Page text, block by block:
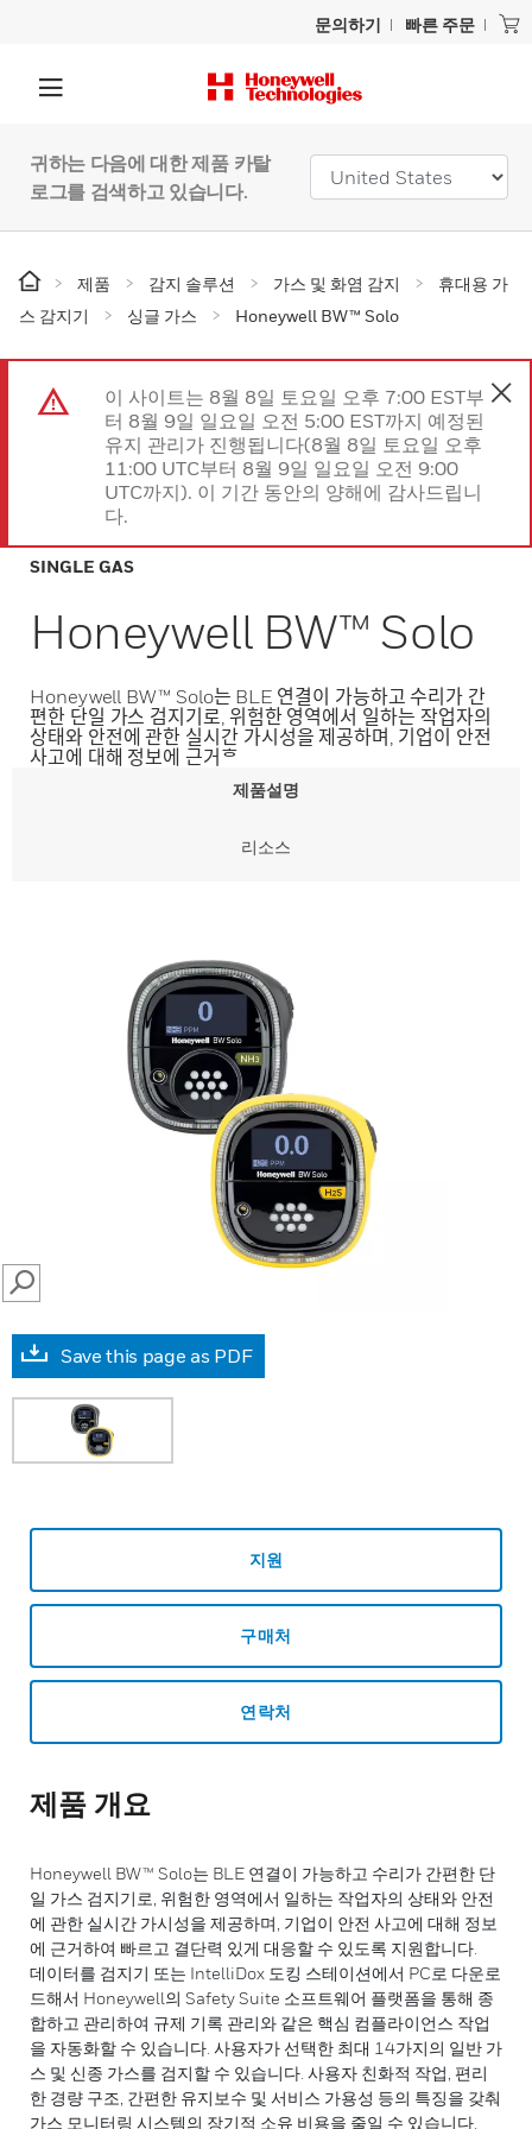
문의하기 빠른 주문
귀하는 다음에 대한 제품 카탈
로그를 검색하고 있습니다.
제품 감지 솔루션 가스 및 화염 감지
휴대용 가
스 감지기
싱글 가스 Honeywell BW™ Solo
이 사이트는 8월 8일 토요일 오후 7:00 EST부
터 8월 9일 일요일 오전 5:00 EST까지 예정된
유지 관리가 진행됩니다(8월 8일 토요일 오후
11:00 UTC부터 8월 9일 일요일 오전 9:00
UTC까지). 이 기간 동안의 양해에 감사드립니
다.
SINGLE GAS
Honeywell BW™ Solo
Honeywell BW™ Solo는 BLE 연결이 가능하고 수리가 간
편한 단일 가스 검지기로, 위험한 영역에서 일하는 작업자의
상태와 안전에 관한 실시간 가시성을 제공하며, 기업이 안전
사고에 대해 정보에 근거ᄒ
제품설명
리소스
SEARCH
Save this page as PDF
지원
구매처
연락처
제품 개요
Honeywell BW™ Solo는 BLE 연결이 가능하고 수리가 간편한 단
일 가스 검지기로, 위험한 영역에서 일하는 작업자의 상태와 안전
에 관한 실시간 가시성을 제공하며, 기업이 안전 사고에 대해 정보
에 근거하여 빠르고 결단력 있게 대응할 수 있도록 지원합니다.
데이터를 검지기 또는 IntelliDox 도킹 스테이션에서 PC로 다운로
드해서 Honeywell의 Safety Suite 소프트웨어 플랫폼을 통해 종
합하고 관리하여 규제 기록 관리와 같은 핵심 컴플라이언스 작업
을 자동화할 수 있습니다. 사용자가 선택한 최대 14가지의 일반 가
스 및 신종 가스를 검지할 수 있습니다. 사용자 친화적 작업, 편리
한 경량 구조, 간편한 유지보수 및 서비스 가용성 등의 특징을 갖춰
가스 모니터링 시스템의 장기적 소유 비용을 줄일 수 있습니다.